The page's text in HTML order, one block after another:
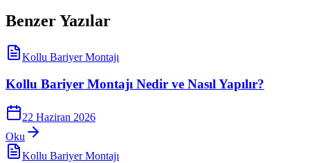
Benzer Yazılar
Kollu Bariyer Montajı
Kollu Bariyer Montajı Nedir ve Nasıl Yapılır?
22 Haziran 2026
Oku
Kollu Bariyer Montajı